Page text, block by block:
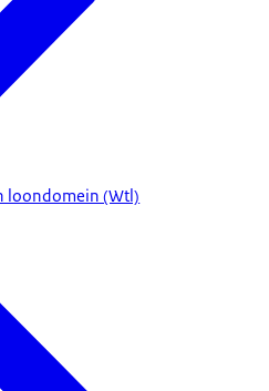
loondomein (Wtl)